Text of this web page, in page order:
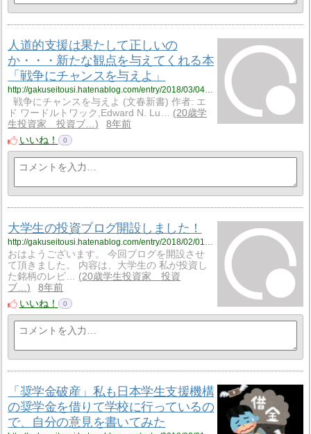
人道的支援は果たして正しいの
か・・・新たな観点を与えてくれる本
「戦争にチャンスを与えよ」
戦争にチャンスを与えよ (文春新書) 作者: エ
ド ワードルトワック,Edward N. Lu…
20歳学
生投資家 投資ブ…
8年前
いいね！
0
大学生の投資ブログ開設しました！
おはようございます。 今回ブログを開設させ
て頂きました。 内容は、大学生の 私が投資し
た銘柄のレビ…
20歳学生投資家 投資
ブ…
8年前
いいね！
0
「奨学金破産」私も日本学生支援機構
の奨学金を借りて学校に行っているの
で、自分の意見を書いてみた